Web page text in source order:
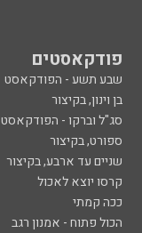
פודקאסטים
שבע תשע - הפודקאסט
בן וינון, בקיצור
סג"ל וברקו - הפודקאסט
ספורט, בקיצור
שניים עד ארבע, בקיצור
קרסו יוצא לאכול
ככה קמתי
הכול פתוח - אמנון רגב